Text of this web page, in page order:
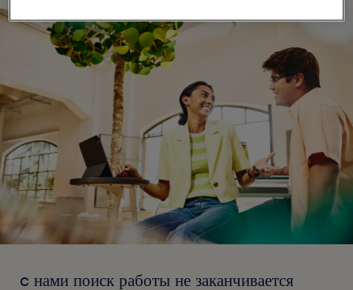
c нами поиск работы не заканчивается